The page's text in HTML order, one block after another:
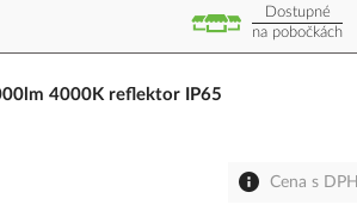
Dostupné
na pobočkách
4000K reflektor IP65
Cena s DPH